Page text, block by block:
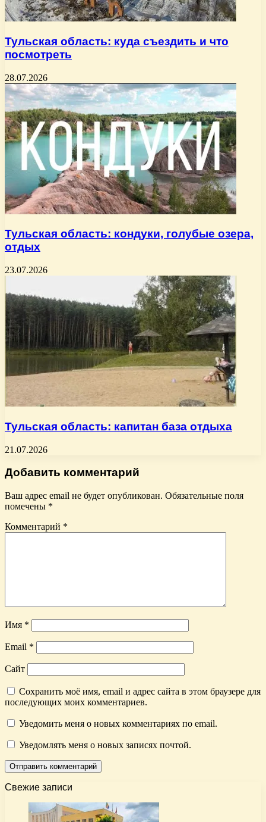
Тульская область: куда съездить и что
посмотреть
28.07.2026
Тульская область: кондуки, голубые озера,
отдых
23.07.2026
Тульская область: капитан база отдыха
21.07.2026
Добавить комментарий
Ваш адрес email не будет опубликован. Обязательные поля
помечены *
Комментарий *
Имя *
Email *
Сайт
Сохранить моё имя, email и адрес сайта в этом браузере для
последующих моих комментариев.
Уведомить меня о новых комментариях по email.
Уведомлять меня о новых записях почтой.
Свежие записи